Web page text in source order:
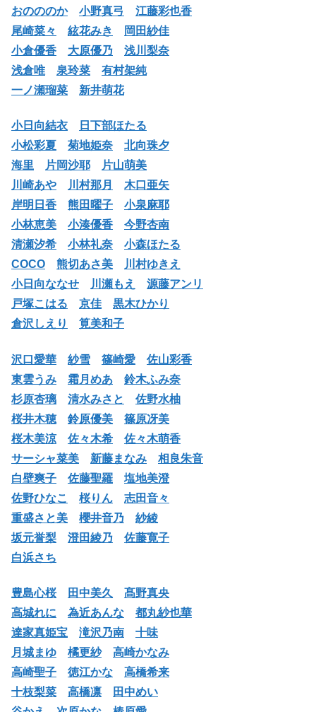
おのののか
小野真弓
江藤彩也香
尾崎菜々
絃花みき
岡田紗佳
小倉優香
大原優乃
浅川梨奈
浅倉唯
泉玲菜
有村架純
一ノ瀬瑠菜
新井萌花
小日向結衣
日下部ほたる
小松彩夏
菊地姫奈
北向珠夕
海里
片岡沙耶
片山萌美
川崎あや
川村那月
木口亜矢
岸明日香
熊田曜子
小泉麻耶
小林恵美
小湊優香
今野杏南
清瀬汐希
小林礼奈
小森ほたる
COCO
熊切あさ美
川村ゆきえ
小日向ななせ
川瀬もえ
源藤アンリ
戸塚こはる
京佳
黒木ひかり
倉沢しえり
筧美和子
沢口愛華 紗雪 篠崎愛
佐山彩香
東雲うみ
霜月めあ
鈴木ふみ奈
杉原杏璃
清水みさと
佐野水柚
桜井木穂
鈴原優美
篠原冴美
桜木美涼
佐々木希
佐々木萌香
サーシャ菜美
新藤まなみ
相良朱音
白壁爽子
佐藤聖羅
塩地美澄
佐野ひなこ
桜りん
志田音々
重盛さと美
櫻井音乃
紗綾
坂元誉梨
澄田綾乃
佐藤寛子
白浜さち
豊島心桜 田中美久
髙野真央
高城れに
為近あんな
都丸紗也華
達家真姫宝
滝沢乃南
十味
月城まゆ
橘更紗
高崎かなみ
高崎聖子
徳江かな
高橋希来
十枝梨菜
高橋凛
田中めい